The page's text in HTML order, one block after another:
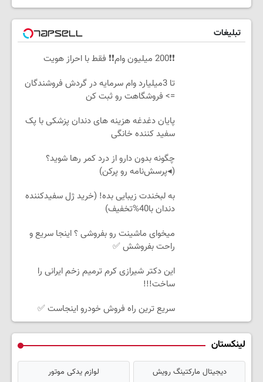
تبلیغات
❗❗200 میلیون وام❗❗ فقط با احراز هویت
تا 3میلیارد وام سرمایه در گردش فروشندگان
=> فروشگاهت رو ثبت کن
پایان دغدغه هزینه های دندان پزشکی با پک
سفید کننده خانگی
چگونه بدون دارو از درد کمر رها شوید؟
(◂پرسش‌نامه رو پرکن)
به لبخندت زیبایی بده! (خرید ژل سفیدکننده
دندان با40%تخفیف)
میخوای ماشینت رو بفروشی ؟ اینجا سریع و
راحت بفروشش ✅
این دکتر شیرازی کرم ترمیم زخم ایرانی را
ساخت!!!
سریع ترین راه فروش خودرو اینجاست ✅
لینکستان
دیجیتال مارکتینگ رویش لوازم یدکی موتور